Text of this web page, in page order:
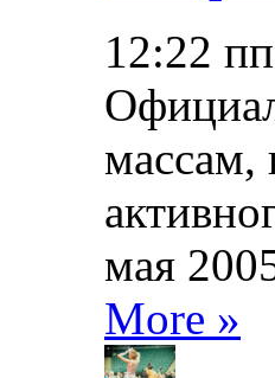
12:22
массам,
мая
More »